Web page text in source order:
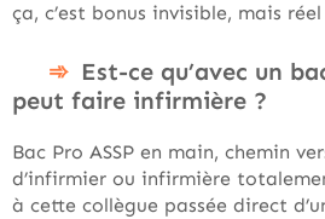
ça, c’est bonus invisible, mais réel
Est-ce qu’avec un
peut faire infirmière ?
Bac Pro ASSP en main, chemin
d’infirmier ou infirmière
à cette collègue passée direct